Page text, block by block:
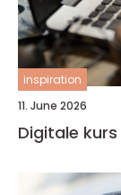
inspiration
11. June 2026